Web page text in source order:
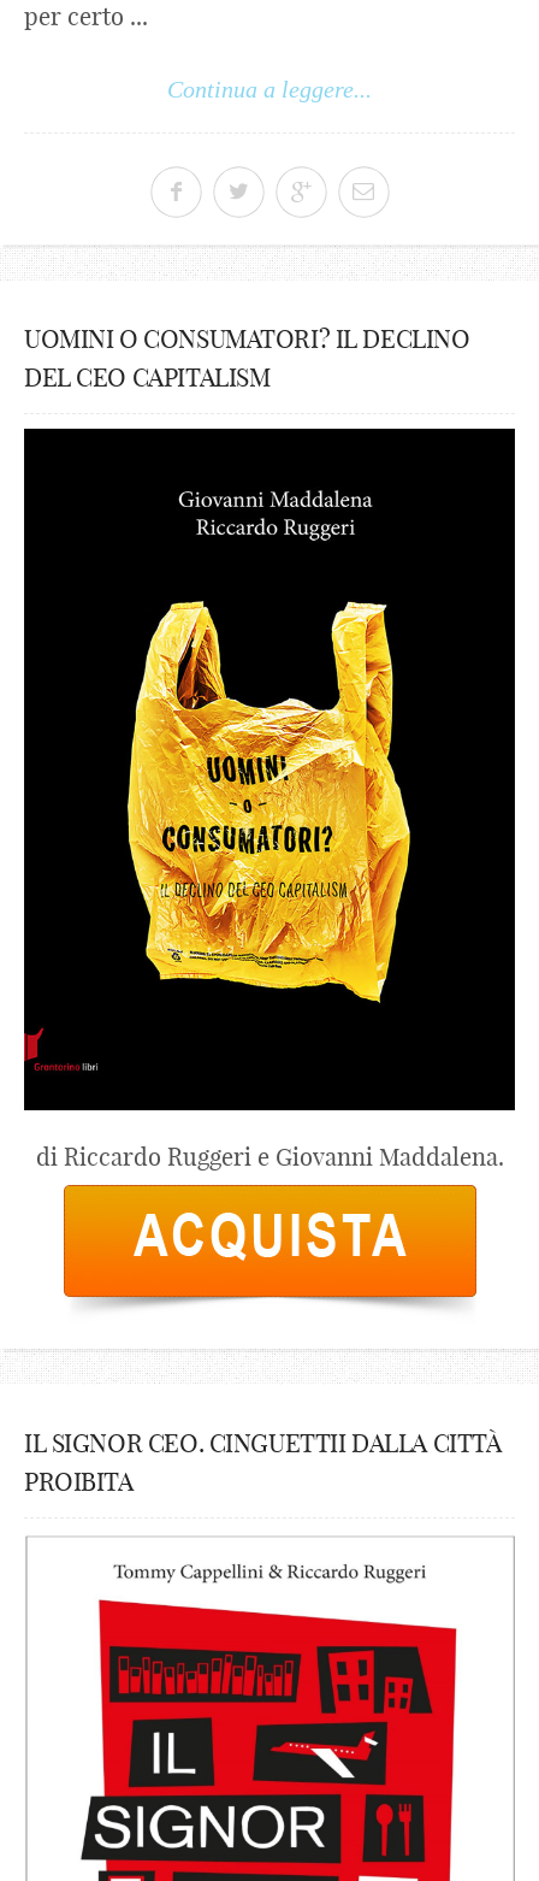
per certo ...
Continua a leggere...
UOMINI O CONSUMATORI? IL DECLINO
DEL CEO CAPITALISM
di Riccardo Ruggeri e Giovanni Maddalena.
IL SIGNOR CEO. CINGUETTII DALLA CITTÀ
PROIBITA